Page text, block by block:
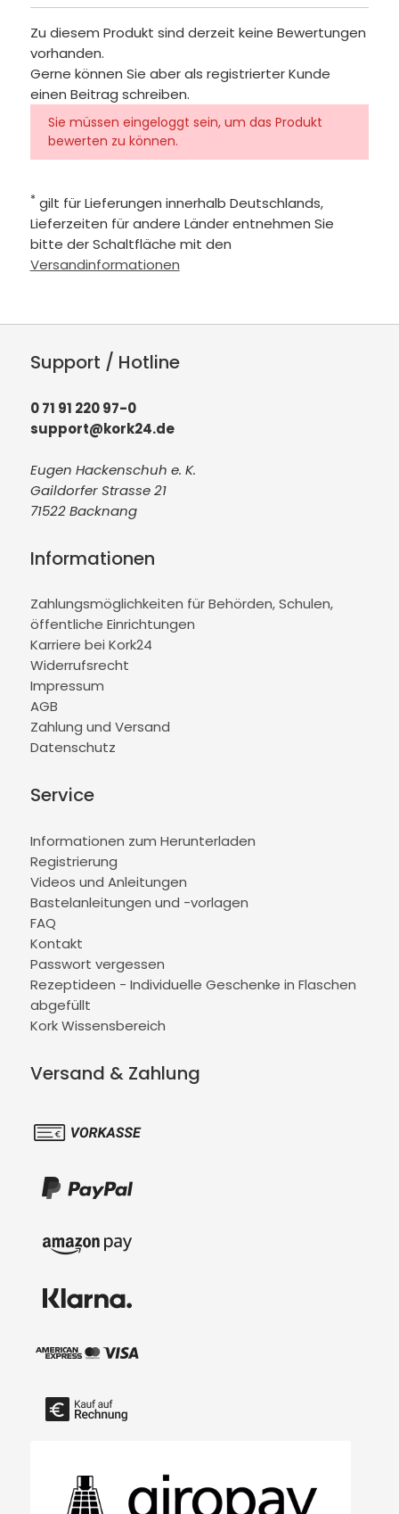
Zu diesem Produkt sind derzeit keine Bewertungen
vorhanden.
Gerne können Sie aber als registrierter Kunde
einen Beitrag schreiben.
Sie müssen eingeloggt sein, um das Produkt
bewerten zu können.
* gilt für Lieferungen innerhalb Deutschlands,
Lieferzeiten für andere Länder entnehmen Sie
bitte der Schaltfläche mit den
Versandinformationen
Support / Hotline
0 71 91 220 97-0
support@kork24.de
Eugen Hackenschuh e. K.
Gaildorfer Strasse 21
71522 Backnang
Informationen
Zahlungsmöglichkeiten für Behörden, Schulen,
öffentliche Einrichtungen
Karriere bei Kork24
Widerrufsrecht
Impressum
AGB
Zahlung und Versand
Datenschutz
Service
Informationen zum Herunterladen
Registrierung
Videos und Anleitungen
Bastelanleitungen und -vorlagen
FAQ
Kontakt
Passwort vergessen
Rezeptideen - Individuelle Geschenke in Flaschen
abgefüllt
Kork Wissensbereich
Versand & Zahlung